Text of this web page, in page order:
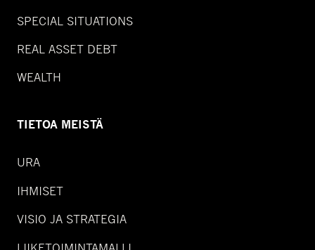
SPECIAL SITUATIONS
REAL ASSET DEBT
WEALTH
TIETOA MEISTÄ
URA
IHMISET
VISIO JA STRATEGIA